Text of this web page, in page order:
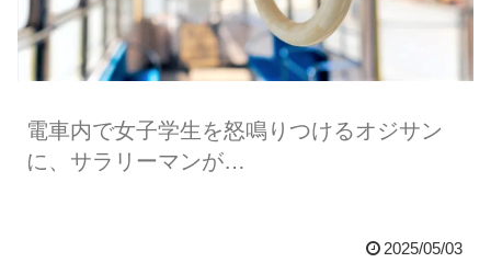
電車内で女子学生を怒鳴りつけるオジサン
に、サラリーマンが…
2025/05/03